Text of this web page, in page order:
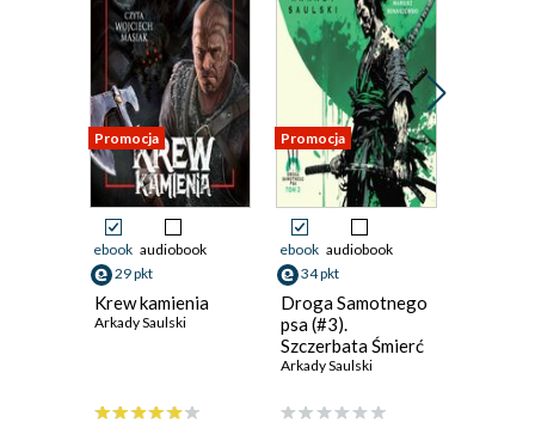
Promocja
ebook audiobook
29 pkt
Krew kamienia
Arkady Saulski
Promocja
ebook audiobook
34 pkt
Droga Samotnego
psa (#3).
Szczerbata Śmierć
Arkady Saulski